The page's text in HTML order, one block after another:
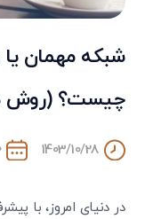
چیست؟ (روش
1403/10/28
در دنیای امروز، با